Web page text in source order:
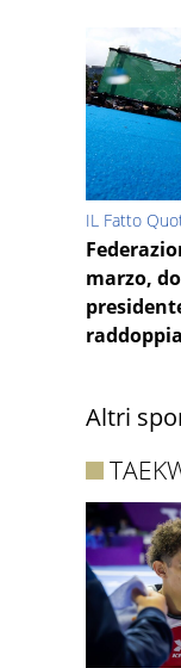
IL Fatto
marzo,
Altri